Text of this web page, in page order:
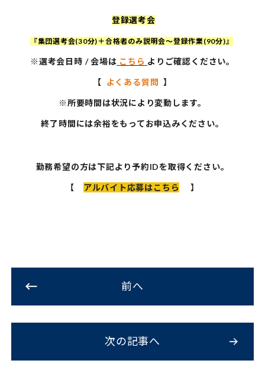
登録選考会
『集団選考会(30分)＋合格者のみ説明会～登録作業(90分)』
※選考会日時 / 会場は こちら よりご確認ください。
【 よくある質問 】
※所要時間は状況により変動します。
終了時間には余裕をもってお申込みください。
勤務希望の方は下記より予約IDを取得ください。
【 アルバイト応募はこちら 】
前へ
次の記事へ